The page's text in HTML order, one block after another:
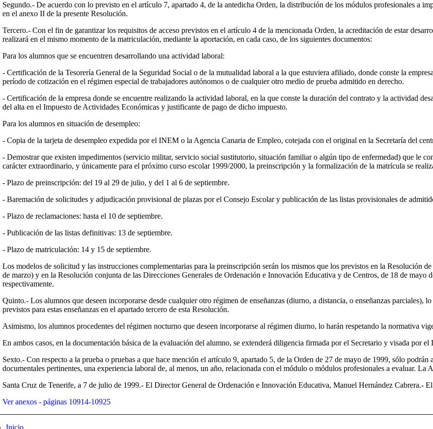
Segundo.- De acuerdo con lo previsto en el artículo 7, apartado 4, de la antedicha Orden, la distribución de los módulos profesionales a
en el anexo II de la presente Resolución.
Tercero.- Con el fin de garantizar los requisitos de acceso previstos en el artículo 4 de la mencionada Orden, la acreditación de estar
realizará en el mismo momento de la matriculación, mediante la aportación, en cada caso, de los siguientes documentos:
Para los alumnos que se encuentren desarrollando una actividad laboral:
- Certificación de la Tesorería General de la Seguridad Social o de la mutualidad laboral a la que estuviera afiliado, donde conste la
período de cotización en el régimen especial de trabajadores autónomos o de cualquier otro medio de prueba admitido en derecho.
- Certificación de la empresa donde se encuentre realizando la actividad laboral, en la que conste la duración del contrato y la actividad
del alta en el Impuesto de Actividades Económicas y justificante de pago de dicho impuesto.
Para los alumnos en situación de desempleo:
- Copia de la tarjeta de desempleo expedida por el INEM o la Agencia Canaria de Empleo, cotejada con el original en la Secretaría del
- Demostrar que existen impedimentos (servicio militar, servicio social sustitutorio, situación familiar o algún tipo de enfermedad) que le
carácter extraordinario, y únicamente para el próximo curso escolar 1999/2000, la preinscripción y la formalización de la matrícula se
- Plazo de preinscripción: del 19 al 29 de julio, y del 1 al 6 de septiembre.
- Baremación de solicitudes y adjudicación provisional de plazas por el Consejo Escolar y publicación de las listas provisionales de
- Plazo de reclamaciones: hasta el 10 de septiembre.
- Publicación de las listas definitivas: 13 de septiembre.
- Plazo de matriculación: 14 y 15 de septiembre.
Los modelos de solicitud y las instrucciones complementarias para la preinscripción serán los mismos que los previstos en la Resolución
de marzo) y en la Resolución conjunta de las Direcciones Generales de Ordenación e Innovación Educativa y de Centros, de 18 de
respectivamente.
Quinto.- Los alumnos que deseen incorporarse desde cualquier otro régimen de enseñanzas (diurno, a distancia, o enseñanzas parciales),
previstos para estas enseñanzas en el apartado tercero de esta Resolución.
Asimismo, los alumnos procedentes del régimen nocturno que deseen incorporarse al régimen diurno, lo harán respetando la normativa
En ambos casos, en la documentación básica de la evaluación del alumno, se extenderá diligencia firmada por el Secretario y visada por
Sexto.- Con respecto a la prueba o pruebas a que hace mención el artículo 9, apartado 5, de la Orden de 27 de mayo de 1999, sólo
documentales pertinentes, una experiencia laboral de, al menos, un año, relacionada con el módulo o módulos profesionales a evaluar. La
Santa Cruz de Tenerife, a 7 de julio de 1999.- El Director General de Ordenación e Innovación Educativa, Manuel Hernández Cabrera.-
Ver anexos - páginas 10914-10925